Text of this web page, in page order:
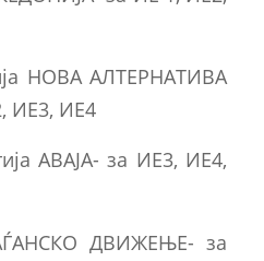
НОВА АЛТЕРНАТИВА
ИЕ3, ИЕ4
АВАЈА- за ИЕ3, ИЕ4,
ДВИЖЕЊЕ- за